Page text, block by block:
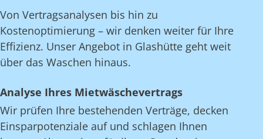
Von Vertragsanalysen bis hin zu
Kostenoptimierung – wir denken weiter für Ihre
Effizienz. Unser Angebot in Glashütte geht weit
über das Waschen hinaus.
Analyse Ihres Mietwäschevertrags
Wir prüfen Ihre bestehenden Verträge, decken
Einsparpotenziale auf und schlagen Ihnen